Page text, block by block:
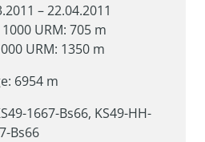
– 22.04.2011
URM: 705 m
URM: 1350 m
6954 m
1667-Bs66, KS49-HH-
Bs66